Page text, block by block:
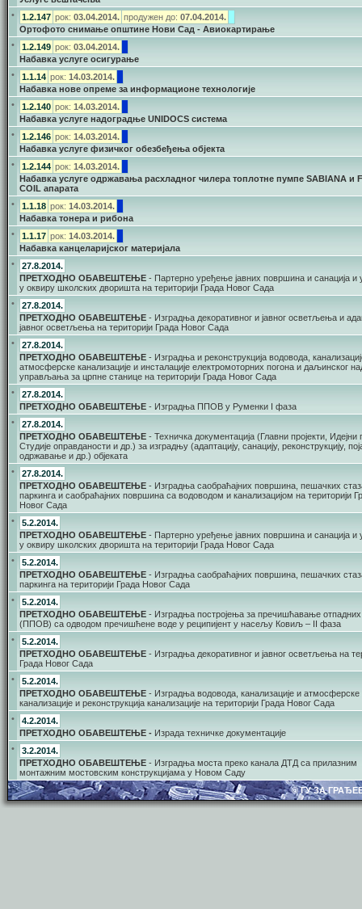
•
1.2.147 рок: 03.04.2014. продужен до: 07.04.2014.
Ортофото снимање општине Нови Сад - Авиокартирање
•
1.2.149 рок: 03.04.2014.
Набавка услуге осигурање
•
1.1.14 рок: 14.03.2014.
Набавка нове опреме за информационе технологије
•
1.2.140 рок: 14.03.2014.
Набавка услуге надоградње UNIDOCS система
•
1.2.146 рок: 14.03.2014.
Набавка услуге физичког обезбеђења објекта
•
1.2.144 рок: 14.03.2014.
Набавка услуге одржавања расхладног чилера топлотне пумпе SABIANA и
COIL апарата
•
1.1.18 рок: 14.03.2014.
Набавка тонера и рибона
•
1.1.17 рок: 14.03.2014.
Набавка канцеларијског материјала
•
27.8.2014.
ПРЕТХОДНО ОБАВЕШТЕЊЕ - Партерно уређење јавних површина и санација и
у оквиру школских дворишта на територији Града Новог Сада
•
27.8.2014.
ПРЕТХОДНО ОБАВЕШТЕЊЕ - Изградња декоративног и јавног осветљења и
јавног осветљења на територији Града Новог Сада
•
27.8.2014.
ПРЕТХОДНО ОБАВЕШТЕЊЕ - Изградња и реконструкција водовода,
атмосферске канализације и инсталације електромоторних погона и даљинског
управљања за црпне станице на територији Града Новог Сада
•
27.8.2014.
ПРЕТХОДНО ОБАВЕШТЕЊЕ - Изградња ППОВ у Руменки I фаза
•
27.8.2014.
ПРЕТХОДНО ОБАВЕШТЕЊЕ - Техничка документација (Главни пројекти, Идејни
Студије оправданости и др.) за изградњу (адаптацију, санацију, реконструкцију,
одржавање и др.) објеката
•
27.8.2014.
ПРЕТХОДНО ОБАВЕШТЕЊЕ - Изградња саобраћајних површина, пешачких
паркинга и саобраћајних површина са водоводом и канализацијом на територији
Новог Сада
•
5.2.2014.
ПРЕТХОДНО ОБАВЕШТЕЊЕ - Партерно уређење јавних површина и санација и
у оквиру школских дворишта на територији Града Новог Сада
•
5.2.2014.
ПРЕТХОДНО ОБАВЕШТЕЊЕ - Изградња саобраћајних површина, пешачких
паркинга на територији Града Новог Сада
•
5.2.2014.
ПРЕТХОДНО ОБАВЕШТЕЊЕ - Изградња постројења за пречишћавање
(ППОВ) са одводом пречишћене воде у реципијент у насељу Ковиљ – II фаза
•
5.2.2014.
ПРЕТХОДНО ОБАВЕШТЕЊЕ - Изградња декоративног и јавног осветљења на
Града Новог Сада
•
5.2.2014.
ПРЕТХОДНО ОБАВЕШТЕЊЕ - Изградња водовода, канализације и атмосферске
канализације и реконструкција канализације на територији Града Новог Сада
•
4.2.2014.
ПРЕТХОДНО ОБАВЕШТЕЊЕ - Израда техничке документације
•
3.2.2014.
ПРЕТХОДНО ОБАВЕШТЕЊЕ - Изградња моста преко канала ДТД са прилазним
монтажним мостовским конструкцијама у Новом Саду
© ГУ ЗА